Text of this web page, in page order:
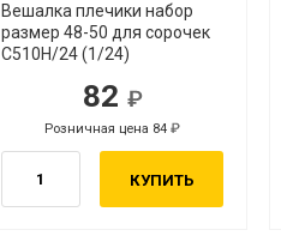
Вешалка плечики набор
размер 48-50 для сорочек
С510Н/24 (1/24)
82
Розничная цена 84
КУПИТЬ